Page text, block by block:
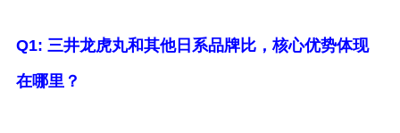
Q1: 三井龙虎丸和其他日系品牌比，核心优势体现
在哪里？